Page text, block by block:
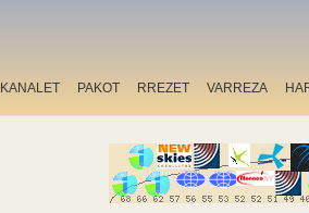
KANALET PAKOT RREZET VARREZA